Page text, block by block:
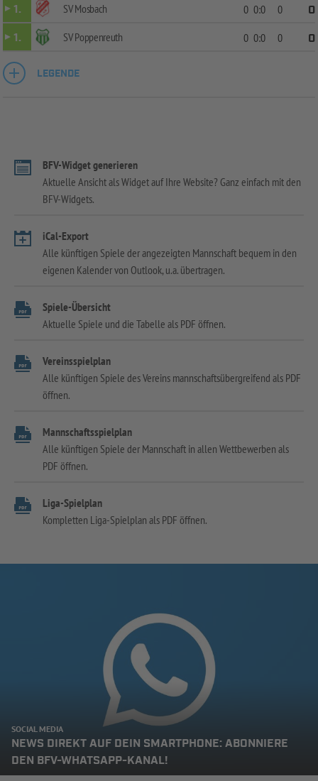
1.
SV Mosbach 0 0:0 0
0
1.
SV Poppenreuth 0 0:0 0 0
LEGENDE
BFV-Widget generieren
Aktuelle Ansicht als Widget auf Ihre Website? Ganz einfach mit den
BFV-Widgets.
iCal-Export
Alle künftigen Spiele der angezeigten Mannschaft bequem in den
eigenen Kalender von Outlook, u.a. übertragen.
Spiele-Übersicht
Aktuelle Spiele und die Tabelle als PDF öffnen.
Vereinsspielplan
Alle künftigen Spiele des Vereins mannschaftsübergreifend als PDF
öffnen.
Mannschaftsspielplan
Alle künftigen Spiele der Mannschaft in allen Wettbewerben als
PDF öffnen.
Liga-Spielplan
Kompletten Liga-Spielplan als PDF öffnen.
SOCIAL MEDIA
NEWS DIREKT AUF DEIN SMARTPHONE: ABONNIERE
DEN BFV-WHATSAPP-KANAL!